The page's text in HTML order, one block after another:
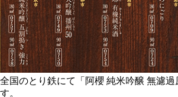
全国のとり鉄にて「阿櫻 純米吟醸 無濾過
す。